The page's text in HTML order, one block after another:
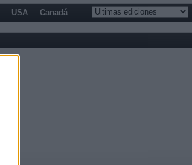
USA Canadá